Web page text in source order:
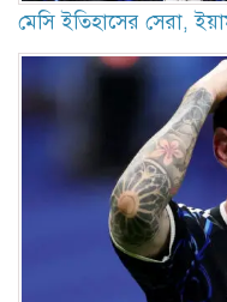
মেসি ইতিহাসের সেরা,